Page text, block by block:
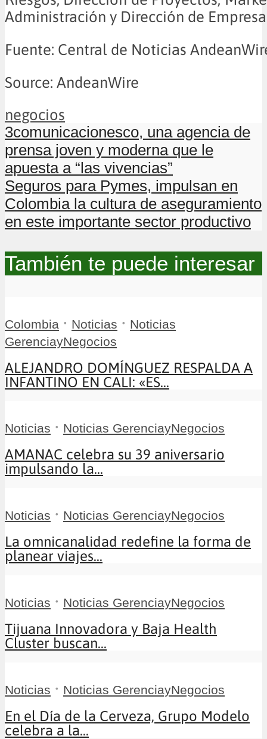
Administración y Dirección de
Fuente: Central de Noticias
Source: AndeanWire
negocios
3comunicacionesco, una agencia de
prensa joven y moderna que le
apuesta a “las vivencias”
Seguros para Pymes, impulsan en
Colombia la cultura de aseguramiento
en este importante sector productivo
También te puede interesar
Colombia • Noticias • Noticias
GerenciayNegocios
ALEJANDRO DOMÍNGUEZ RESPALDA A
INFANTINO EN CALI: «ES...
Noticias • Noticias GerenciayNegocios
AMANAC celebra su 39 aniversario
impulsando la...
Noticias • Noticias GerenciayNegocios
La omnicanalidad redefine la forma de
planear viajes...
Noticias • Noticias GerenciayNegocios
Tijuana Innovadora y Baja Health
Cluster buscan...
Noticias • Noticias GerenciayNegocios
En el Día de la Cerveza, Grupo Modelo
celebra a la...